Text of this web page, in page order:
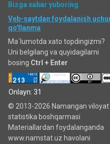
Bizga xabar yuboring
Veb-saytdan foydalanish
qo'llanma
Ma`lumotda xato topdingizmi?
Uni belgilang va quyidagilarni
bosing Ctrl + Enter
Onlayn: 31
© 2013-2026 Namangan viloyat
statistika boshqarmasi
Materiallardan foydalanganda
www.namstat.uz havolani